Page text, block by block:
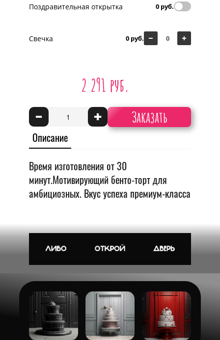
2 291 руб.
Заказать
- +
Поздравительная открытка 0 руб.
Свечка 0 руб.
Описание
Время изготовления от 30
минут.Мотивирующий бенто-торт для
амбициозных. Вкус успеха премиум-класса